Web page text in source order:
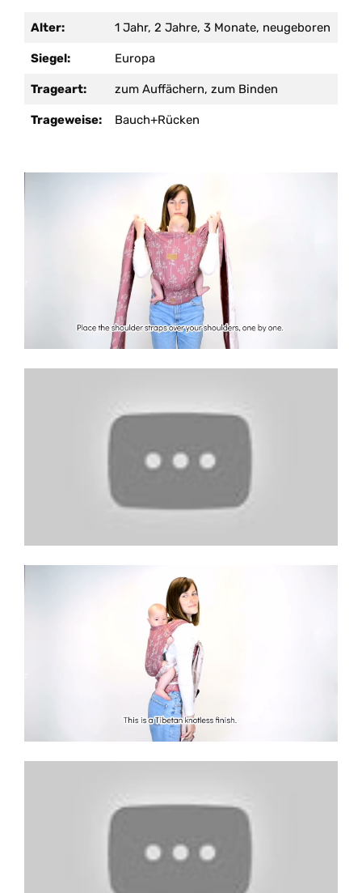
Alter: 1 Jahr, 2 Jahre, 3 Monate, neugeboren
Siegel: Europa
Trageart: zum Auffächern, zum Binden
Trageweise: Bauch+Rücken